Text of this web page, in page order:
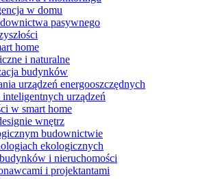
w domu
pasywnego
home
i naturalne
budynków
urządzeń energooszczędnych
inteligentnych urządzeń
w smart home
wnętrz
budownictwie
ekologicznych
i nieruchomości
i projektantami